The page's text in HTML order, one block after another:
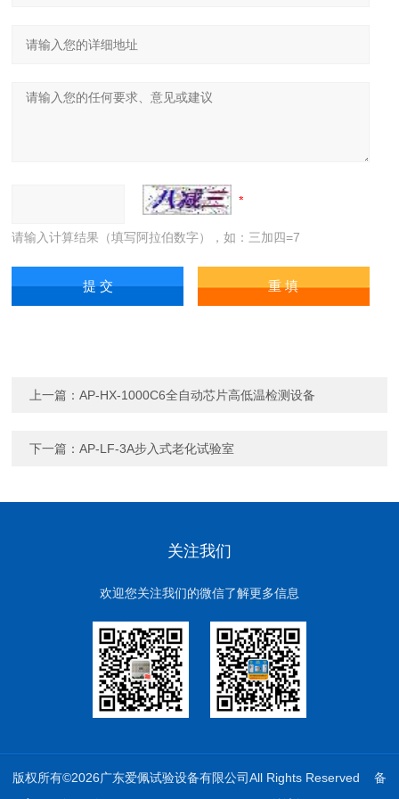
请输入计算结果（填写阿拉伯数字），如：三加四=7
上一篇：AP-HX-1000C6全自动芯片高低温检测设备
下一篇：AP-LF-3A步入式老化试验室
关注我们
欢迎您关注我们的微信了解更多信息
版权所有©2026广东爱佩试验设备有限公司All Rights Reserved 备